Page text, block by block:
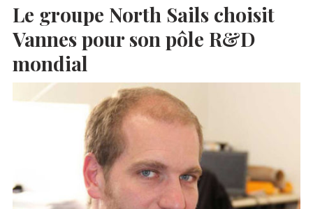
Le groupe North Sails choisit
Vannes pour son pôle R&D
mondial